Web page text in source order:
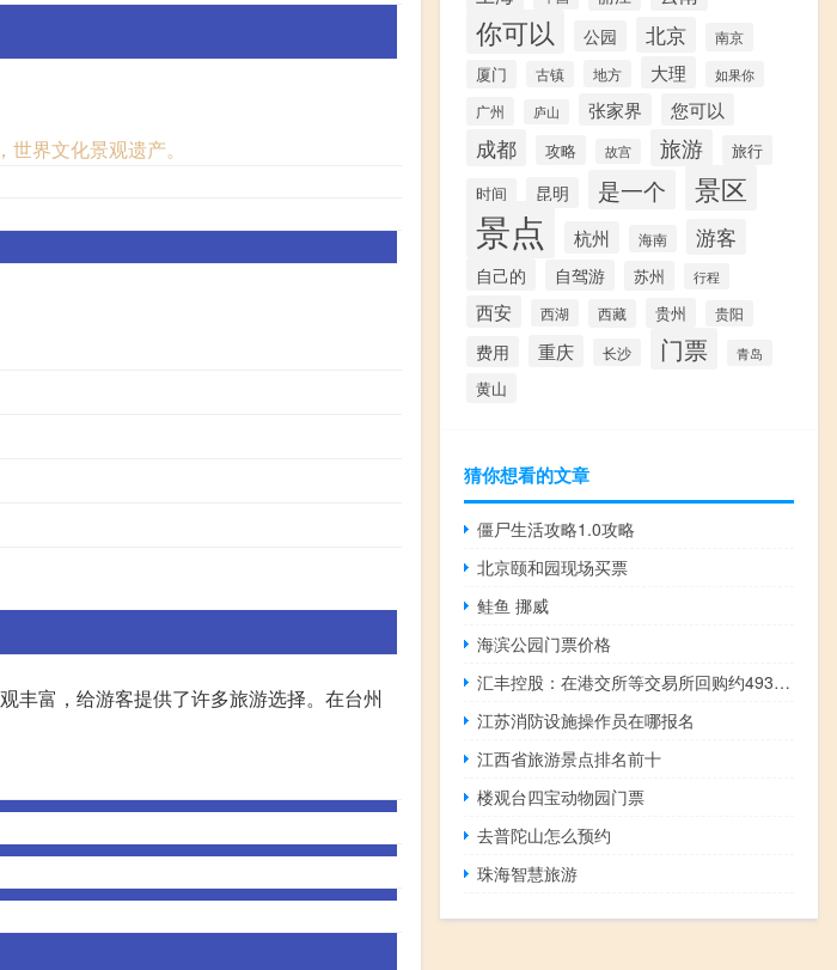
界文化景观遗产。
丰富，给游客提供了许多旅游选择。在台州
你可以 公园 北京
南京
厦门
古镇 地方 大理 如果你
广州 庐山 张家界 您可以
成都 攻略 故宫 旅游
旅行
时间
昆明 是一个 景区
景点 杭州 海南 游客
自己的 自驾游 苏州 行程
西安 西湖 西藏 贵州 贵阳
费用 重庆 长沙 门票 青岛
黄山
猜你想看的文章
僵尸生活攻略1.0攻略
北京颐和园现场买票
鲑鱼 挪威
海滨公园门票价格
汇丰控股：在港交所等交易所回购约493万股
江苏消防设施操作员在哪报名
江西省旅游景点排名前十
楼观台四宝动物园门票
去普陀山怎么预约
珠海智慧旅游